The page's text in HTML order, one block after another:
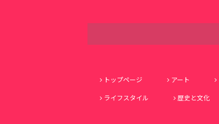
トップページ
アート
ライフスタイル
歴史と文化